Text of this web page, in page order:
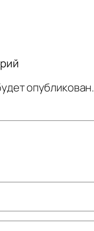
опубликован.